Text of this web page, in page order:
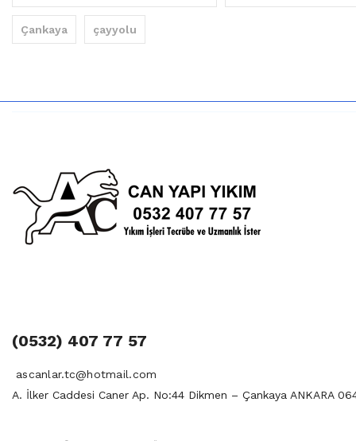
Çankaya çayyolu
(0532) 407 77 57
ascanlar.tc@hotmail.com
A. İlker Caddesi Caner Ap. No:44 Dikmen – Çankaya ANKARA